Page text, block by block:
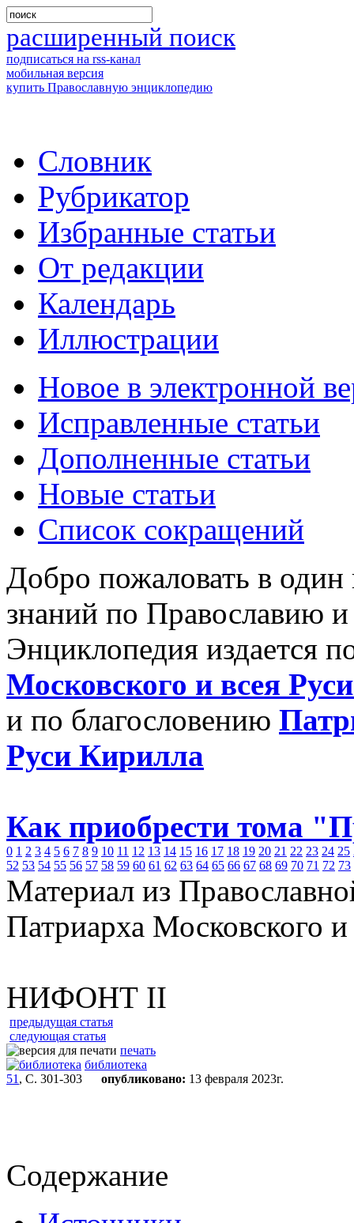
расширенный поиск
подписаться на rss-канал
мобильная версия
купить Православную энциклопедию
Словник
Рубрикатор
Избранные статьи
От редакции
Календарь
Иллюстрации
Новое в электронной
Исправленные статьи
Дополненные статьи
Новые статьи
Список сокращений
Добро пожаловать в
знаний по Православию
Энциклопедия издается
Московского и всея
и по благословению
Руси Кирилла
Как приобрести тома
0 1 2 3 4 5 6 7 8 9 10 11 12 13 14 15 16 17 18 19 20 21 22 23 24 25
52 53 54 55 56 57 58 59 60 61 62 63 64 65 66 67 68 69 70 71 72 73
Материал из
Патриарха Московского
НИФОНТ II
предыдущая статья
следующая статья
печать
библиотека
51 , С. 301-303 опубликовано: 13 февраля 2023г.
Содержание